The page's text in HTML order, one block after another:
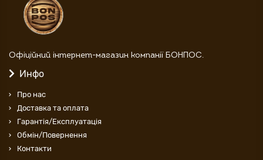
Офіційний інтернет-магазин компанії БОНПОС.
Инфо
Про нас
Доставка та оплата
Гарантія/Експлуатація
Обмін/Повернення
Контакти